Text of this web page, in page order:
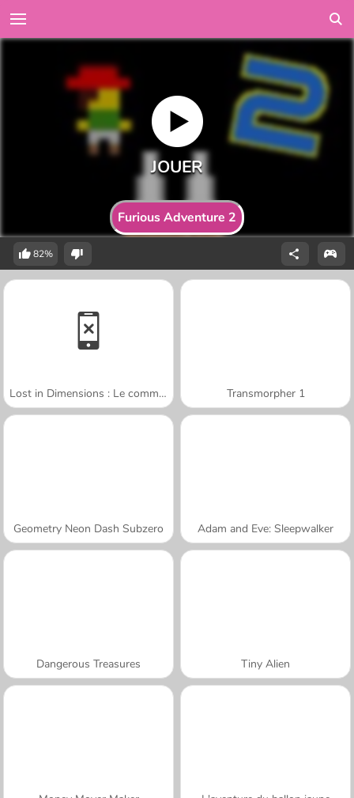
Furious Adventure 2
82%
Lost in Dimensions : Le commencement Transmorpher 1
Geometry Neon Dash Subzero Adam and Eve: Sleepwalker
Dangerous Treasures Tiny Alien